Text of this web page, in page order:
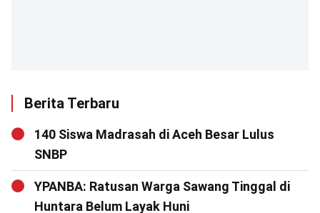
Berita Terbaru
140 Siswa Madrasah di Aceh Besar Lulus
SNBP
YPANBA: Ratusan Warga Sawang Tinggal di
Huntara Belum Layak Huni